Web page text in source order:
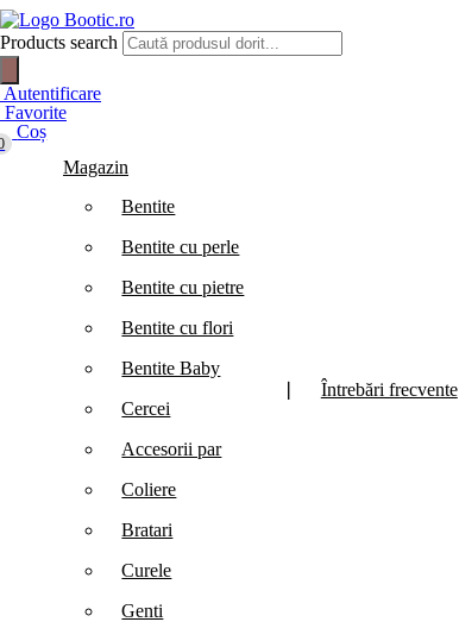
Products search
Autentificare
Favorite
Coș
Magazin
Bentite
Bentite cu perle
Bentite cu pietre
Bentite cu flori
Bentite Baby
Cercei
Accesorii par
Coliere
Bratari
Curele
Genti
Întrebări frecvente